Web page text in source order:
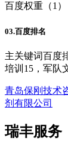
百度权重（1）
03.百度排名
主关键词百度
培训15，军队
青岛保刚技术
剂有限公司
瑞丰服务